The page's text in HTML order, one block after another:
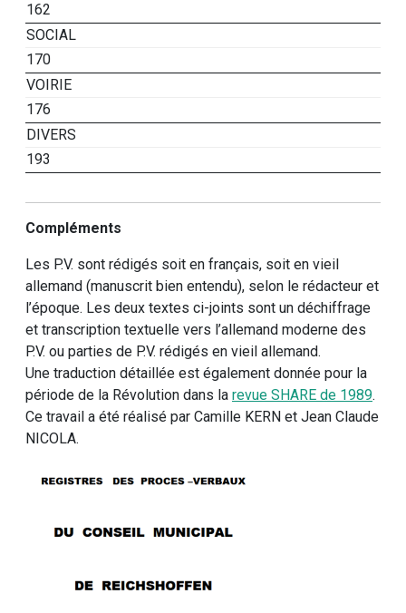
162
SOCIAL
170
VOIRIE
176
DIVERS
193
Compléments
Les P.V. sont rédigés soit en français, soit en vieil
allemand (manuscrit bien entendu), selon le rédacteur et
l’époque. Les deux textes ci-joints sont un déchiffrage
et transcription textuelle vers l’allemand moderne des
P.V. ou parties de P.V. rédigés en vieil allemand.
Une traduction détaillée est également donnée pour la
période de la Révolution dans la revue SHARE de 1989.
Ce travail a été réalisé par Camille KERN et Jean Claude
NICOLA.